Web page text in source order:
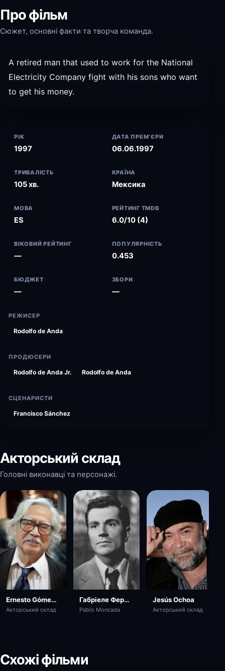
Про фільм
Сюжет, основні факти та творча команда.
A retired man that used to work for the National
Electricity Company fight with his sons who want
to get his money.
РІК
1997
ДАТА ПРЕМ’ЄРИ
06.06.1997
ТРИВАЛІСТЬ
105 хв.
КРАЇНА
Мексика
МОВА
ES
РЕЙТИНГ TMDB
6.0/10 (4)
ВІКОВИЙ РЕЙТИНГ
—
ПОПУЛЯРНІСТЬ
0.453
БЮДЖЕТ
—
ЗБОРИ
—
РЕЖИСЕР
Rodolfo de Anda
ПРОДЮСЕРИ
Rodolfo de Anda Jr. Rodolfo de Anda
СЦЕНАРИСТИ
Francisco Sánchez
Акторський склад
Головні виконавці та персонажі.
Ernesto Gómez Cruz
Акторський склад
Габріеле Ферцетті
Pablo Moncada
Jesús Ochoa
Акторський склад
Схожі фільми